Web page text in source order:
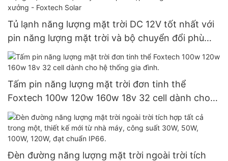
Tủ lạnh năng lượng mặt trời DC 12V tốt nhất với
pin năng lượng mặt trời và bộ chuyển đổi phù
hợp cho gia đình - Giá xuất xưởng - Foxtech
Solar
Tấm pin năng lượng mặt trời đơn tinh thể
Foxtech 100w 120w 160w 18v 32 cell dành cho
hệ thống gia đình.
Đèn đường năng lượng mặt trời ngoài trời tích